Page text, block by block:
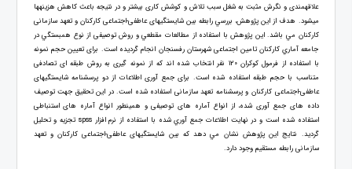
علاقه‏مندی و نگرش مثبت به شغل‏ سبب تلاش و کوشش کاری بیشتر و در نتیجه باعث کاهش هزینه‏ها
می‏شود. هدف از اين پژوهش، بررسي رابطه بین شایستگی‎های عاطفی-اجتماعی کارکنان و تعهد سازمانی
کارکنان مي باشد. اين پژوهش با استفاده از مطالعات مقطعي و روش توصیفی از نوع همبستگي در
جامعه آماري کارکنان تامین اجتماعی شهرستان رفسنجان انجام گرديده است. برای تعیین حجم نمونه
با استفاده از فرمول کوکران 120 نفر انتخاب شده اند که از نمونه گیری به روش طبقه ای تصادفی
متناسب با حجم طبقه استفاده شده است. برای جمع آوری اطلاعات از دو پرسشنامه شایستگی‎های
عاطفی-اجتماعی کارکنان و پرسشنامه تعهد سازمانی استفاده شده است. در این تحقیق جهت توصیف
داده های جمع آوری شده، از انواع آماره های توصیفی و همینطور انواع آماره های استنباطی
استفاده شده است و در نهايت اطلاعات جمع آوري شده با استفاده از نرم افزار spss تجزيه و تحليل
گرديد. نتايج اين پژوهش نشان مي دهد كه بين شایستگی‎های عاطفی-اجتماعی کارکنان و تعهد
سازمانی رابطه مستقیم وجود دارد.